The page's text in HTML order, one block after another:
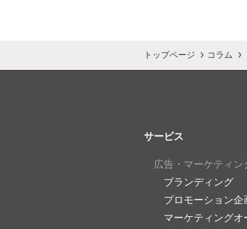
トップページ コラム
サービス
広告・マーケティン
ブランディング
プロモーション企
マーケティングオ